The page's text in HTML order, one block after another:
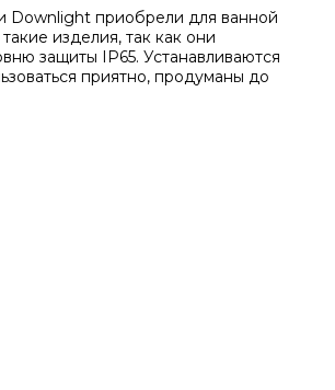
Downlight приобрели для ванной
изделия, так как они
защиты IP65. Устанавливаются
приятно, продуманы до